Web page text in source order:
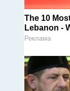
The 10
Lebanon -
Реклама